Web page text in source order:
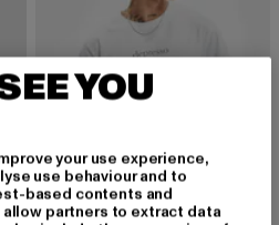
YOU
your use experience,
use behaviour and to
based contents and
partners to extract data